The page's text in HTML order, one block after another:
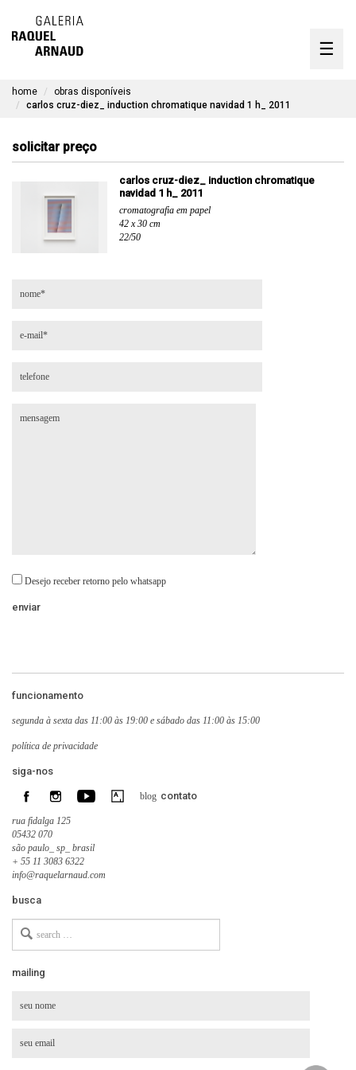
☰
timeline
home
obras disponíveis
carlos cruz-diez_ induction chromatique navidad 1 h_ 2011
solicitar preço
carlos cruz-diez_ induction chromatique
navidad 1 h_ 2011
cromatografia em papel
42 x 30 cm
22/50
Desejo receber retorno pelo whatsapp
funcionamento
segunda à sexta das 11:00 às 19:00 e sábado das 11:00 às 15:00
política de privacidade
siga-nos
blog contato
rua fidalga 125
05432 070
são paulo_ sp_ brasil
+ 55 11 3083 6322
info@raquelarnaud.com
busca
for
mailing